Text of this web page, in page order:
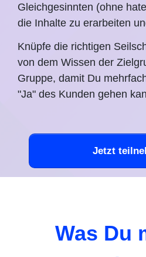
Gleichgesinnten (ohne
die Inhalte zu erarbeiten
Knüpfe die richtigen
von dem Wissen der
Gruppe, damit Du
"Ja" des Kunden gehen
Jetzt
Was Du